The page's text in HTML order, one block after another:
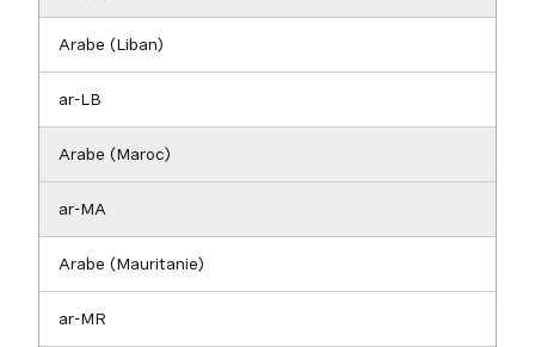
Arabe (Liban)
ar-LB
Arabe (Maroc)
ar-MA
Arabe (Mauritanie)
ar-MR